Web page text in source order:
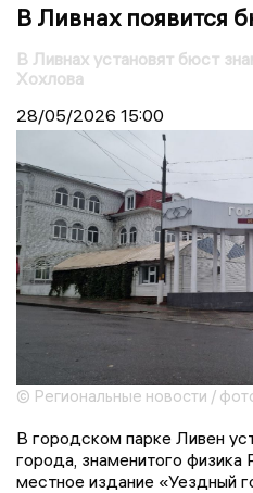
В Ливнах появится
В Ливнах установят бюст
Хохлова
28/05/2026 15:00
© Региональные новости /
В городском парке Ливен
города, знаменитого
местное издание «Уездный